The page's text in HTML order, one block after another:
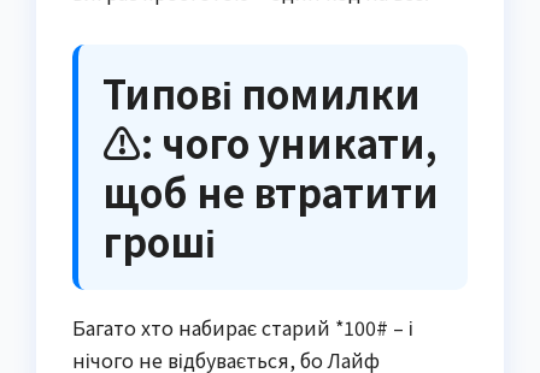
Типові помилки
⚠️: чого уникати,
щоб не втратити
гроші
Багато хто набирає старий *100# – і
нічого не відбувається, бо Лайф